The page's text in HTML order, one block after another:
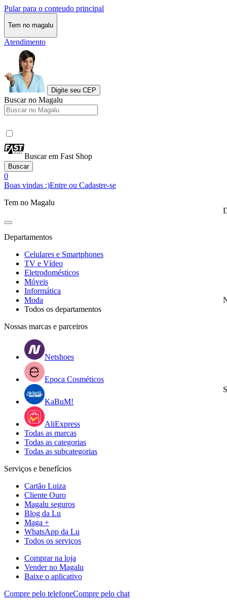
Pular para o conteudo principal
Tem no magalu
Atendimento
Digite seu CEP
Buscar no Magalu
Buscar em Fast Shop
Buscar
0
Boas vindas :)Entre ou Cadastre-se
Tem no Magalu
Departamentos
Celulares e Smartphones
TV e Vídeo
Eletrodomésticos
Móveis
Informática
Moda
Todos os departamentos
Nossas marcas e parceiros
Netshoes
Epoca Cosméticos
KaBuM!
AliExpress
Todas as marcas
Todas as categorias
Todas as subcategorias
Serviços e benefícios
Cartão Luiza
Cliente Ouro
Magalu seguros
Blog da Lu
Maga +
WhatsApp da Lu
Todos os serviços
Comprar na loja
Vender no Magalu
Baixe o aplicativo
Compre pelo telefoneCompre pelo chat